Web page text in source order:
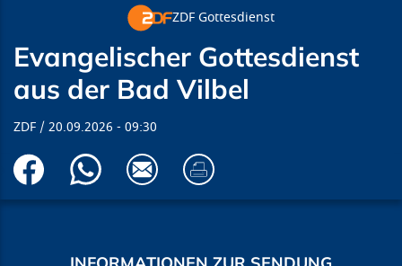
ZDF Gottesdienst
Evangelischer Gottesdienst
aus der Bad Vilbel
ZDF 20.09.2026 09:30